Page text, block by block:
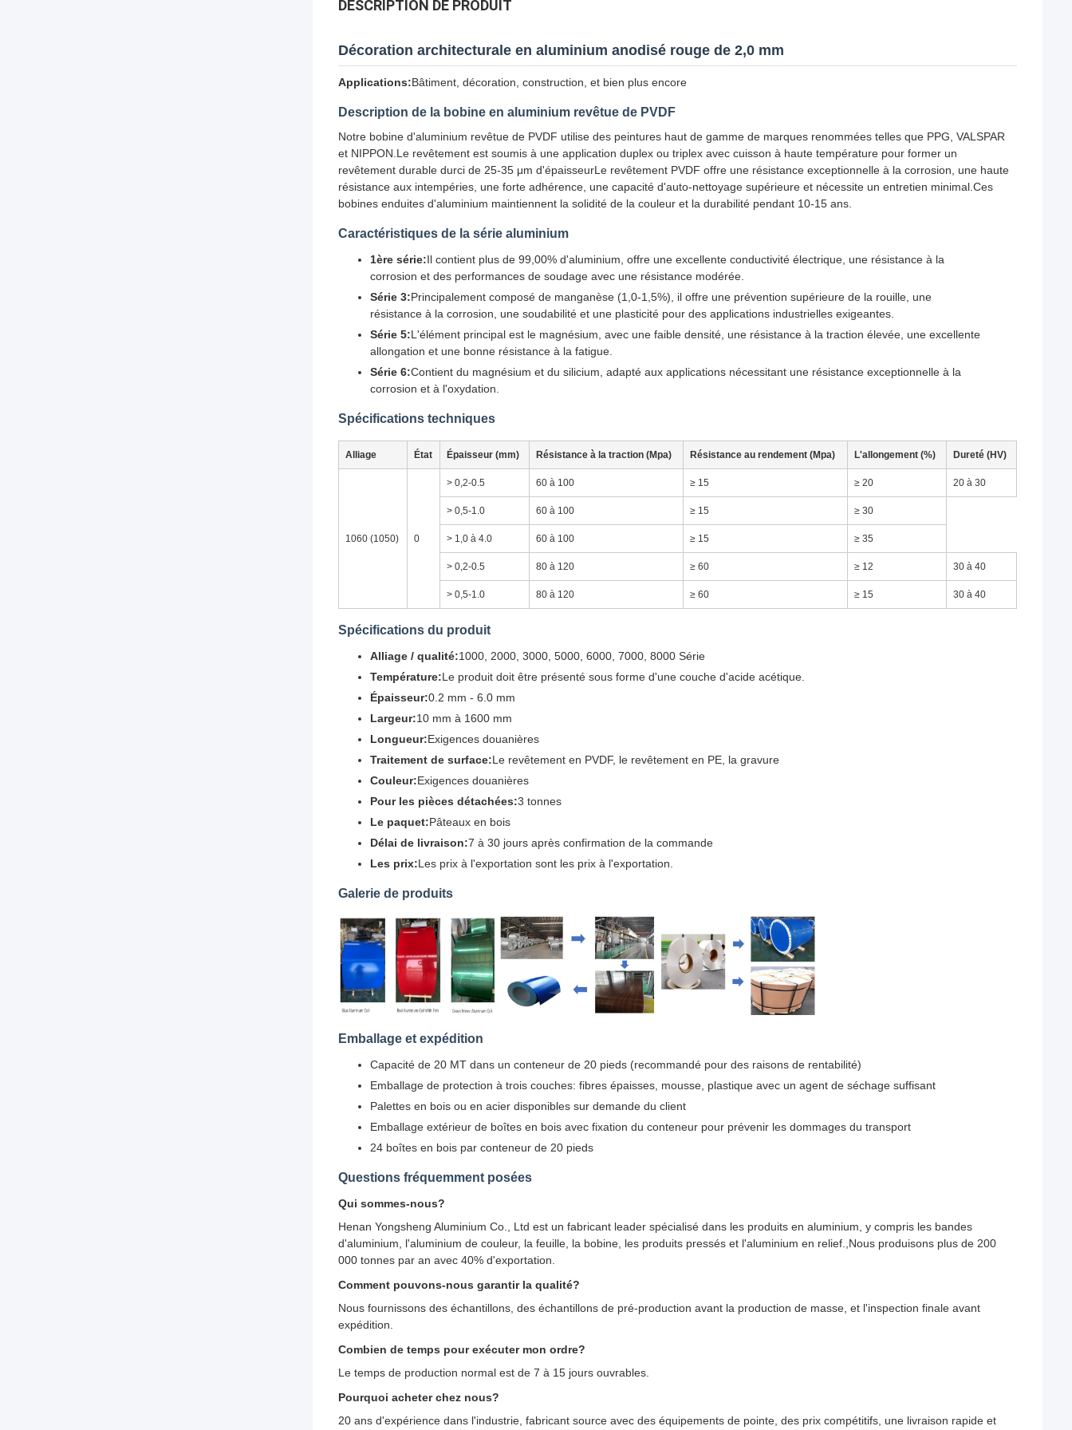
DESCRIPTION DE PRODUIT
Décoration architecturale en aluminium anodisé rouge de 2,0 mm
Applications:Bâtiment, décoration, construction, et bien plus encore
Description de la bobine en aluminium revêtue de PVDF
Notre bobine d'aluminium revêtue de PVDF utilise des peintures haut de gamme de marques renommées telles que PPG, VALSPAR
et NIPPON.Le revêtement est soumis à une application duplex ou triplex avec cuisson à haute température pour former un
revêtement durable durci de 25-35 μm d'épaisseurLe revêtement PVDF offre une résistance exceptionnelle à la corrosion, une haute
résistance aux intempéries, une forte adhérence, une capacité d'auto-nettoyage supérieure et nécessite un entretien minimal.Ces
bobines enduites d'aluminium maintiennent la solidité de la couleur et la durabilité pendant 10-15 ans.
Caractéristiques de la série aluminium
1ère série:Il contient plus de 99,00% d'aluminium, offre une excellente conductivité électrique, une résistance à la
corrosion et des performances de soudage avec une résistance modérée.
Série 3:Principalement composé de manganèse (1,0-1,5%), il offre une prévention supérieure de la rouille, une
résistance à la corrosion, une soudabilité et une plasticité pour des applications industrielles exigeantes.
Série 5:L'élément principal est le magnésium, avec une faible densité, une résistance à la traction élevée, une excellente
allongation et une bonne résistance à la fatigue.
Série 6:Contient du magnésium et du silicium, adapté aux applications nécessitant une résistance exceptionnelle à la
corrosion et à l'oxydation.
Spécifications techniques
Alliage État Épaisseur (mm) Résistance à la traction (Mpa) Résistance au rendement (Mpa) L'allongement (%) Dureté (HV)
1060 (1050) 0
> 0,2-0.5 60 à 100 ≥ 15 ≥ 20 20 à 30
> 0,5-1.0 60 à 100 ≥ 15 ≥ 30
> 1,0 à 4.0 60 à 100 ≥ 15 ≥ 35
> 0,2-0.5 80 à 120 ≥ 60 ≥ 12 30 à 40
> 0,5-1.0 80 à 120 ≥ 60 ≥ 15 30 à 40
Spécifications du produit
Alliage / qualité:1000, 2000, 3000, 5000, 6000, 7000, 8000 Série
Température:Le produit doit être présenté sous forme d'une couche d'acide acétique.
Épaisseur:0.2 mm - 6.0 mm
Largeur:10 mm à 1600 mm
Longueur:Exigences douanières
Traitement de surface:Le revêtement en PVDF, le revêtement en PE, la gravure
Couleur:Exigences douanières
Pour les pièces détachées:3 tonnes
Le paquet:Pâteaux en bois
Délai de livraison:7 à 30 jours après confirmation de la commande
Les prix:Les prix à l'exportation sont les prix à l'exportation.
Galerie de produits
Emballage et expédition
Capacité de 20 MT dans un conteneur de 20 pieds (recommandé pour des raisons de rentabilité)
Emballage de protection à trois couches: fibres épaisses, mousse, plastique avec un agent de séchage suffisant
Palettes en bois ou en acier disponibles sur demande du client
Emballage extérieur de boîtes en bois avec fixation du conteneur pour prévenir les dommages du transport
24 boîtes en bois par conteneur de 20 pieds
Questions fréquemment posées
Qui sommes-nous?
Henan Yongsheng Aluminium Co., Ltd est un fabricant leader spécialisé dans les produits en aluminium, y compris les bandes
d'aluminium, l'aluminium de couleur, la feuille, la bobine, les produits pressés et l'aluminium en relief.,Nous produisons plus de 200
000 tonnes par an avec 40% d'exportation.
Comment pouvons-nous garantir la qualité?
Nous fournissons des échantillons, des échantillons de pré-production avant la production de masse, et l'inspection finale avant
expédition.
Combien de temps pour exécuter mon ordre?
Le temps de production normal est de 7 à 15 jours ouvrables.
Pourquoi acheter chez nous?
20 ans d'expérience dans l'industrie, fabricant source avec des équipements de pointe, des prix compétitifs, une livraison rapide et